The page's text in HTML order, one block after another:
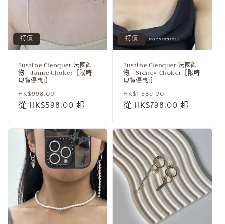
特價
Justine Clenquet 法國飾
物 - Jamie Choker［限時
現貨優惠!］
定
價
HK$998.00
價
從 HK$598.00 起
特價
Justine Clenquet 法國飾
物 - Sidney Choker［限時
現貨優惠!］
定
價
HK$1,589.00
價
從 HK$798.00 起